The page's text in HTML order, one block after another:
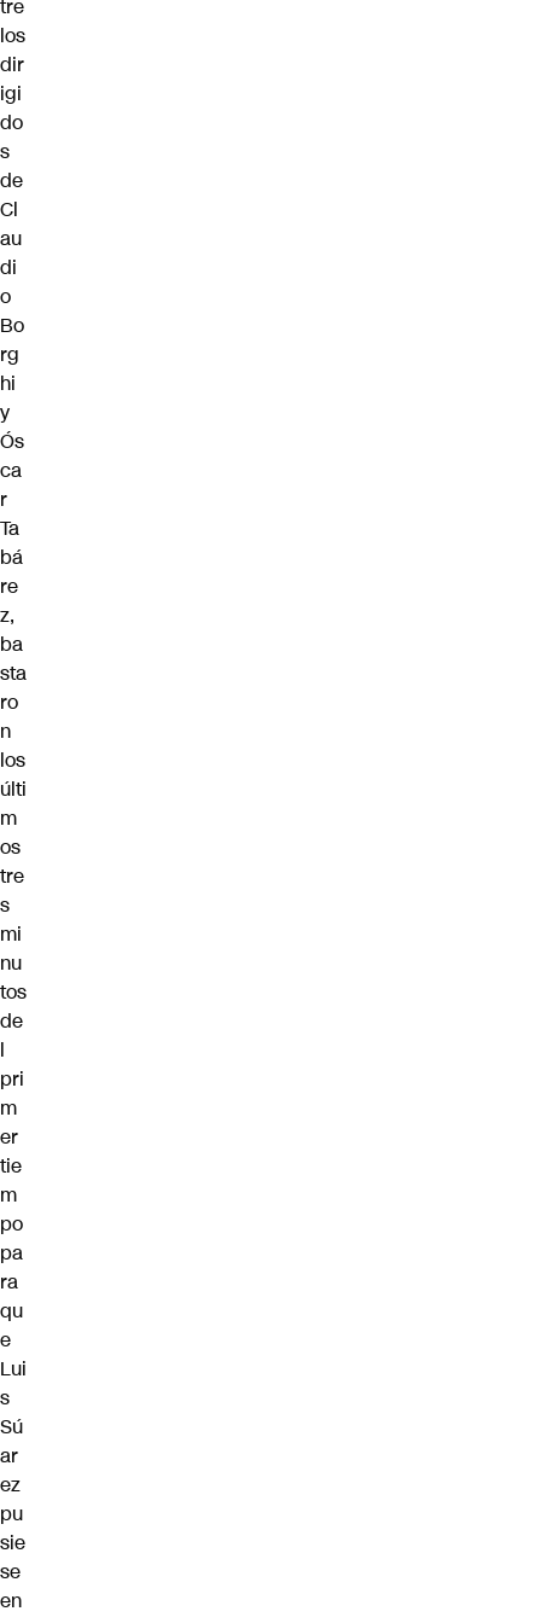
tre
los
dir
igi
do
s
de
Cl
au
di
o
Bo
rg
hi
y
Ós
ca
r
Ta
bá
re
z,
ba
sta
ro
n
los
últi
m
os
tre
s
mi
nu
tos
de
l
pri
m
er
tie
m
po
pa
ra
qu
e
Lui
s
Sú
ar
ez
pu
sie
se
en